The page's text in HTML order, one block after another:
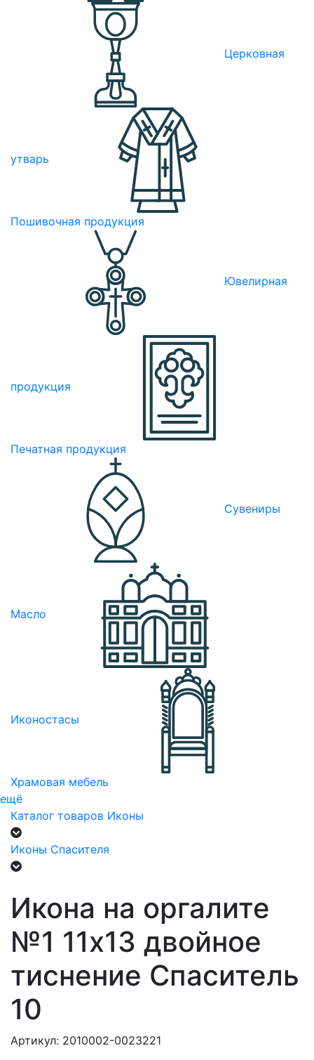
Церковная
утварь
Пошивочная продукция
Ювелирная
продукция
Печатная продукция
Сувениры
Масло
Иконостасы
Храмовая мебель
ещё
Каталог товаров Иконы
Иконы Спасителя
Икона на оргалите
№1 11х13 двойное
тиснение Спаситель
10
Артикул: 2010002-0023221